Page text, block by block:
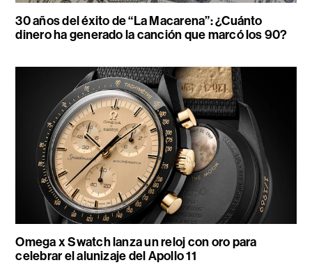
30 años del éxito de “La Macarena”: ¿Cuánto
dinero ha generado la canción que marcó los 90?
Omega x Swatch lanza un reloj con oro para
celebrar el alunizaje del Apollo 11